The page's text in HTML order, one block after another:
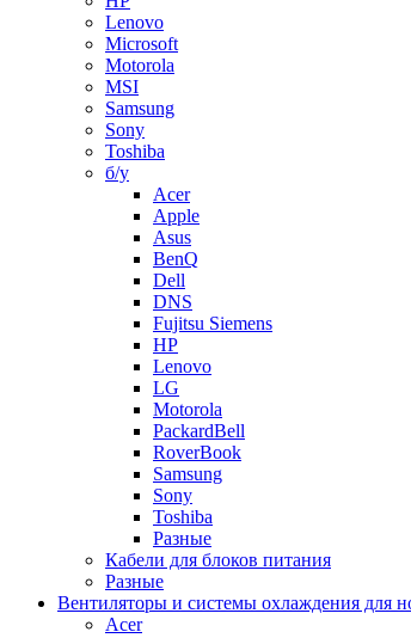
Lenovo
Microsoft
Motorola
MSI
Samsung
Sony
Toshiba
б/у
Acer
Apple
Asus
BenQ
Dell
DNS
Fujitsu Siemens
HP
Lenovo
LG
Motorola
PackardBell
RoverBook
Samsung
Sony
Toshiba
Разные
Кабели для блоков питания
Разные
Вентиляторы и системы охлаждения для
Acer